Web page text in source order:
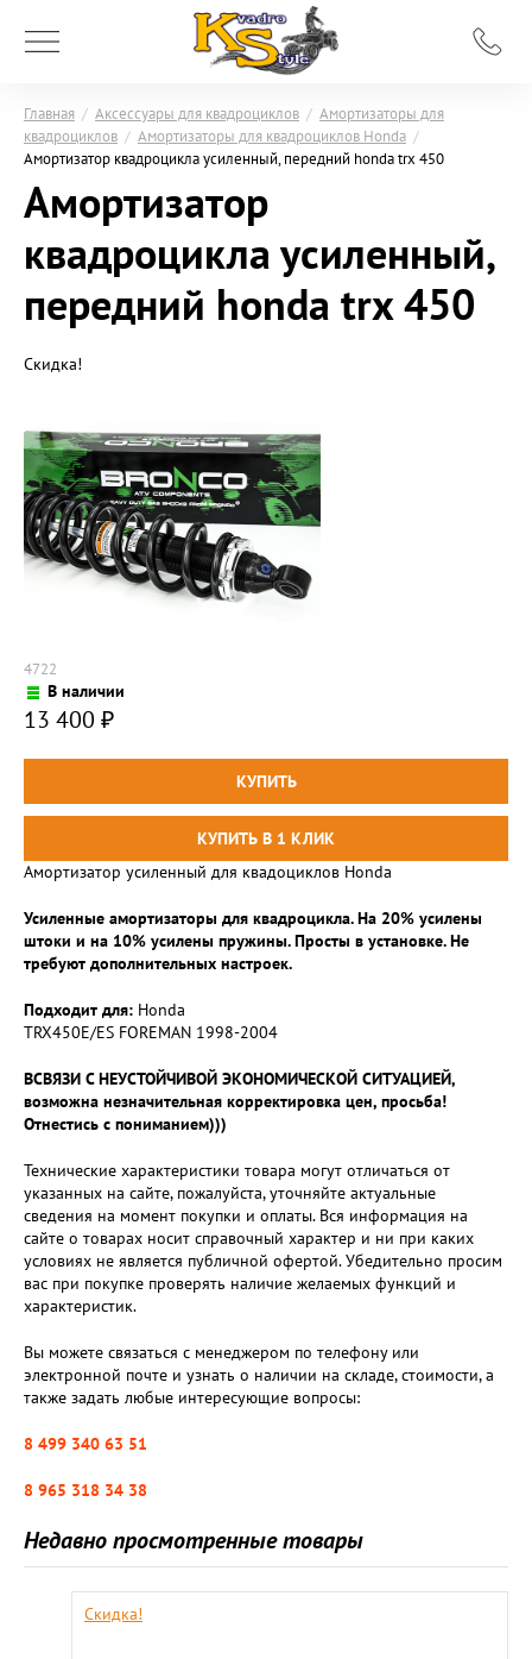
Главная / Аксессуары для квадроциклов / Амортизаторы для
квадроциклов / Амортизаторы для квадроциклов Honda /
Амортизатор квадроцикла усиленный, передний honda trx 450
Амортизатор
квадроцикла усиленный,
передний honda trx 450
Скидка!
4722
В наличии
13 400 ₽
Амортизатор усиленный для квадоциклов Honda
Усиленные амортизаторы для квадроцикла. На 20% усилены
штоки и на 10% усилены пружины. Просты в установке. Не
требуют дополнительных настроек.
Подходит для: Honda
TRX450E/ES FOREMAN 1998-2004
ВСВЯЗИ С НЕУСТОЙЧИВОЙ ЭКОНОМИЧЕСКОЙ СИТУАЦИЕЙ,
возможна незначительная корректировка цен, просьба!
Отнестись с пониманием)))
Технические характеристики товара могут отличаться от
указанных на сайте, пожалуйста, уточняйте актуальные
сведения на момент покупки и оплаты. Вся информация на
сайте о товарах носит справочный характер и ни при каких
условиях не является публичной офертой. Убедительно просим
вас при покупке проверять наличие желаемых функций и
характеристик.
Вы можете связаться с менеджером по телефону или
электронной почте и узнать о наличии на складе, стоимости, а
также задать любые интересующие вопросы:
8 499 340 63 51
8 965 318 34 38
Недавно просмотренные товары
Скидка!